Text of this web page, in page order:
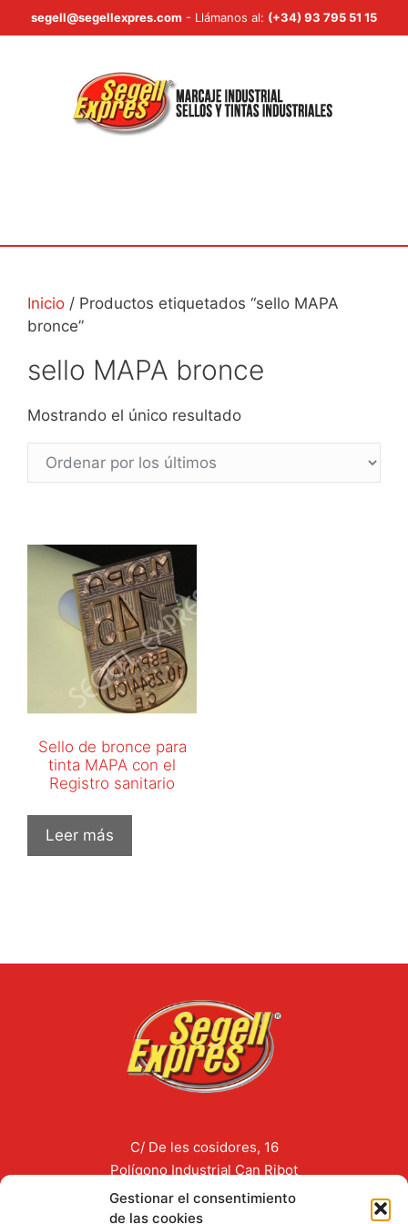
Gestionar el consentimiento
de las cookies
Saltar
al
segell@segellexpres.com - Llámanos al: (+34) 93 795 51 15
Inicio / Productos etiquetados “sello MAPA
bronce”
sello MAPA bronce
Mostrando el único resultado
Sello de bronce para
tinta MAPA con el
Registro sanitario
Leer más
C/ De les cosidores, 16
Polígono Industrial Can Ribot
08319 Dosrius, Barcelona
España